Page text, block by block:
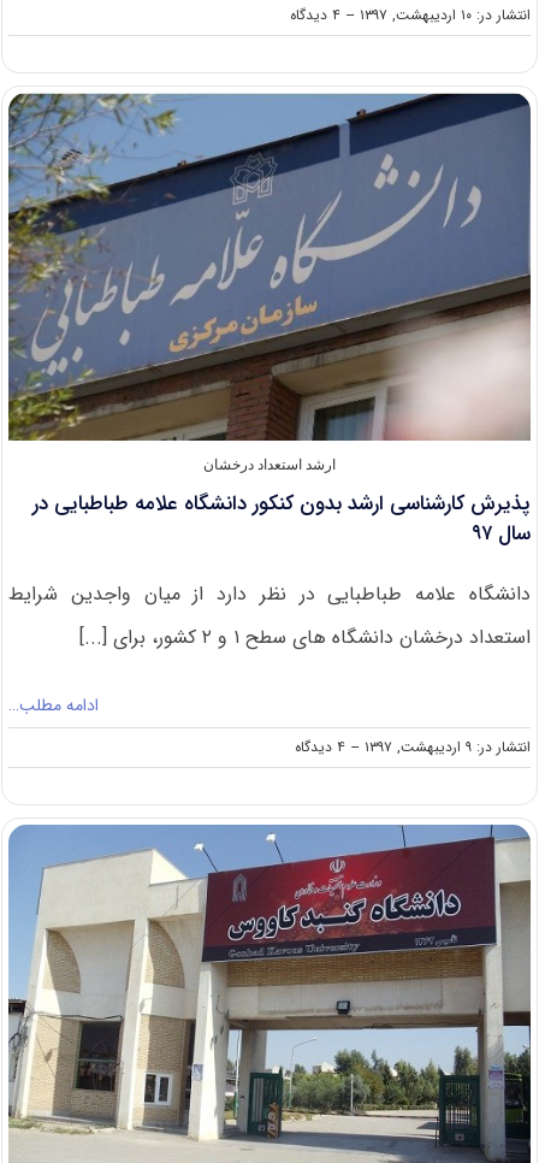
انتشار در: ۱۰ اردیبهشت, ۱۳۹۷ -- ۴ دیدگاه
on
پذیرش
ارشد
۹۷
دانشگاه
تحصیلات
پیشرفته
ارشد استعداد درخشان
پذیرش کارشناسی ارشد بدون کنکور دانشگاه علامه طباطبایی در
سال ۹۷
دانشگاه علامه طباطبایی در نظر دارد از میان واجدین شرایط
استعداد درخشان دانشگاه های سطح ۱ و ۲ کشور، برای [...]
ادامه مطلب…
انتشار در: ۹ اردیبهشت, ۱۳۹۷ -- ۴ دیدگاه
on
پذیرش
ارشد
بدون
کنکور
علامه
طباطبایی
در
سال